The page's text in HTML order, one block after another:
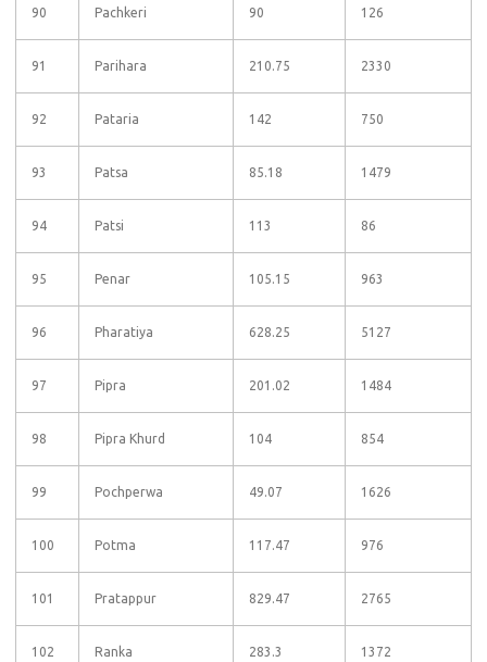
90 Pachkeri 90 126
91 Parihara 210.75 2330
92 Pataria 142 750
93 Patsa 85.18 1479
94 Patsi 113 86
95 Penar 105.15 963
96 Pharatiya 628.25 5127
97 Pipra 201.02 1484
98 Pipra Khurd 104 854
99 Pochperwa 49.07 1626
100 Potma 117.47 976
101 Pratappur 829.47 2765
102 Ranka 283.3 1372